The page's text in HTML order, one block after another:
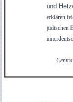
und
erklären
jüdischen